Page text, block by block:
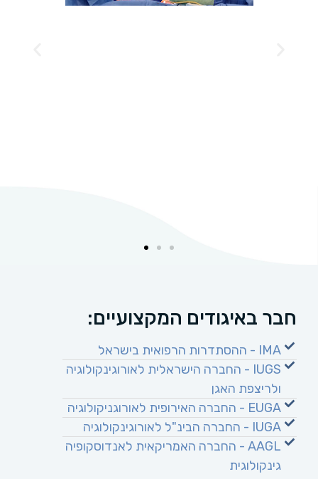
חבר באיגודים המקצועיים:
IMA - ההסתדרות הרפואית בישראל
IUGS - החברה הישראלית לאורוגינקולוגיה
ולריצפת האגן
EUGA - החברה האירופית לאורוגניקולוגיה
IUGA - החברה הבינ"ל לאורוגינקולוגיה
AAGL - החברה האמריקאית לאנדוסקופיה
גינקולוגית